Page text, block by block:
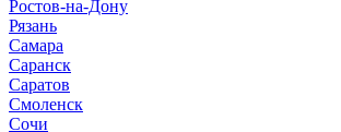
Ростов-на-Дону
Рязань
Самара
Саранск
Саратов
Смоленск
Сочи